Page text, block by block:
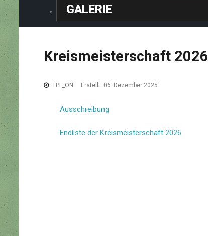
GALERIE
Kreismeisterschaft 2026
TPL_ON Erstellt: 06. Dezember 2025
Ausschreibung
Endliste der Kreismeisterschaft 2026